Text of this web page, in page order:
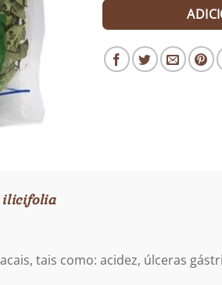
tais como: acidez, úlceras